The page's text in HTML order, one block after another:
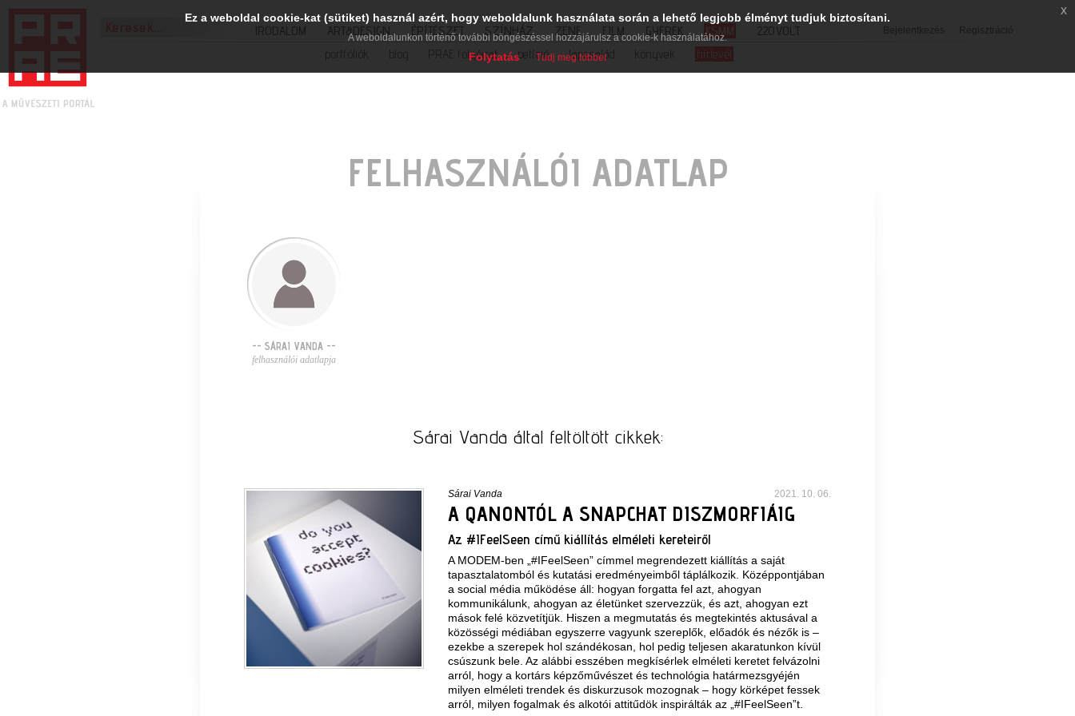
Bejelentkezés Regisztráció
IRODALOM ART&DESIGN ÉPÍTÉSZET SZÍNHÁZ ZENE FILM GYEREK KSMM
220VOLT
portfóliók
PRAE folyóirat petíció lapcsalád könyvek hírlevél
FELHASZNÁLÓI ADATLAP
-- SÁRAI VANDA --
felhasználói adatlapja
Sárai Vanda által feltöltött cikkek:
Sárai Vanda 2021. 10. 06.
A QANONTÓL A SNAPCHAT DISZMORFIÁIG
Az #IFeelSeen című kiállítás elméleti kereteiről
A MODEM-ben „#IFeelSeen” címmel megrendezett kiállítás a saját
tapasztalatomból és kutatási eredményeimből táplálkozik. Középpontjában
a social média működése áll: hogyan forgatta fel azt, ahogyan
kommunikálunk, ahogyan az életünket szervezzük, és azt, ahogyan ezt
mások felé közvetítjük. Hiszen a megmutatás és megtekintés aktusával a
közösségi médiában egyszerre vagyunk szereplők, előadók és nézők is –
ezekbe a szerepek hol szándékosan, hol pedig teljesen akaratunkon kívül
csúszunk bele. Az alábbi esszében megkísérlek elméleti keretet felvázolni
arról, hogy a kortárs képzőművészet és technológia határmezsgyéjén
milyen elméleti trendek és diskurzusok mozognak – hogy körképet fessek
arról, milyen fogalmak és alkotói attitűdök inspirálták az „#IFeelSeen”t.
Ez a weboldal cookie-kat (sütiket) használ azért, hogy weboldalunk használata során a lehető legjobb élményt tudjuk biztosítani.
A weboldalunkon történő további böngészéssel hozzájárulsz a cookie-k használatához.
Folytatás Tudj meg többet
x